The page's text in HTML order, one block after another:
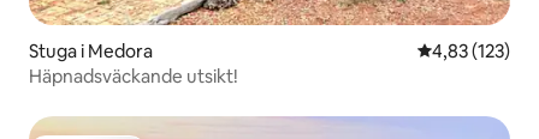
Stuga i Medora 4,83 av 5 i
4,83 (123)
Häpnadsväckande utsikt!